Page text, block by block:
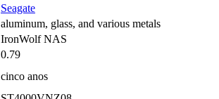
Seagate
aluminum, glass, and various metals
IronWolf NAS
0.79
cinco anos